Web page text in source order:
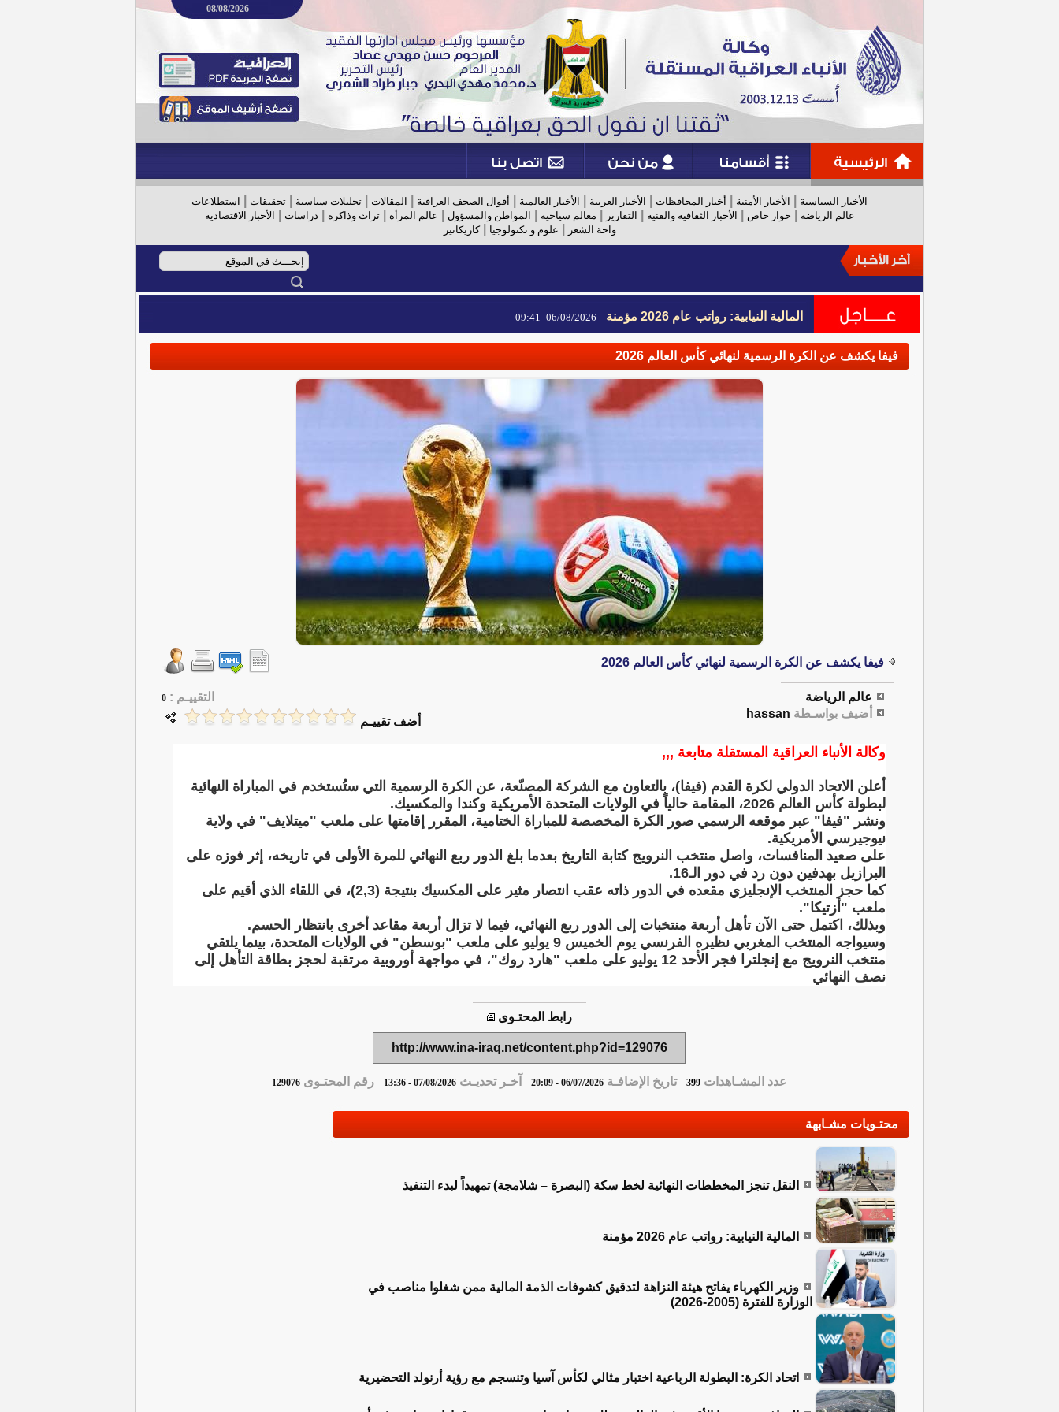
08/08/2026
الأخبار السياسية الأخبار الأمنية أخبار المحافظات الأخبار العربية الأخبار العالمية أقوال الصحف العراقية المقالات تحليلات سياسية تحقيقات
استطلاعات
عالم الرياضة
حوار خاص الأخبار الثقافية والفنية التقارير معالم سياحية المواطن والمسؤول عالم المرأة |تراث وذاكرة دراسات
الأخبار الاقتصادية
واحة الشعر
علوم و تكنولوجيا |كاريكاتير
المالية النيابية: رواتب عام 2026 مؤمنة 06/08/2026- 09:41
المالية النيابية: رواتب عام 2026 مؤمنة 06/08/2026- 09:41
فيفا يكشف عن الكرة الرسمية لنهائي كأس العالم 2026
فيفا يكشف عن الكرة الرسمية لنهائي كأس العالم 2026
عالم الرياضة التقييـم : 0
أضيف بواسـطة hassan
أضف تقييـم
وكالة الأنباء العراقية المستقلة متابعة ,,,
أعلن الاتحاد الدولي لكرة القدم (فيفا)، بالتعاون مع الشركة المصنّعة، عن الكرة الرسمية التي ستُستخدم في المباراة النهائية
لبطولة كأس العالم 2026، المقامة حالياً في الولايات المتحدة الأمريكية وكندا والمكسيك.
ونشر "فيفا" عبر موقعه الرسمي صور الكرة المخصصة للمباراة الختامية، المقرر إقامتها على ملعب "ميتلايف" في ولاية
نيوجيرسي الأمريكية.
على صعيد المنافسات، واصل منتخب النرويج كتابة التاريخ بعدما بلغ الدور ربع النهائي للمرة الأولى في تاريخه، إثر فوزه على
البرازيل بهدفين دون رد في دور الـ16.
كما حجز المنتخب الإنجليزي مقعده في الدور ذاته عقب انتصار مثير على المكسيك بنتيجة (2,3)، في اللقاء الذي أقيم على
ملعب "أزتيكا".
وبذلك، اكتمل حتى الآن تأهل أربعة منتخبات إلى الدور ربع النهائي، فيما لا تزال أربعة مقاعد أخرى بانتظار الحسم.
وسيواجه المنتخب المغربي نظيره الفرنسي يوم الخميس 9 يوليو على ملعب "بوسطن" في الولايات المتحدة، بينما يلتقي
منتخب النرويج مع إنجلترا فجر الأحد 12 يوليو على ملعب "هارد روك"، في مواجهة أوروبية مرتقبة لحجز بطاقة التأهل إلى
نصف النهائي
رابط المحتـوى
http://www.ina-iraq.net/content.php?id=129076
عدد المشـاهدات399 تاريخ الإضافـة06/07/2026 - 20:09 آخـر تحديـث07/08/2026 - 13:36 رقم المحتـوى129076
محتـويات مشـابهة
النقل تنجز المخططات النهائية لخط سكة (البصرة – شلامجة) تمهيداً لبدء التنفيذ
المالية النيابية: رواتب عام 2026 مؤمنة
وزير الكهرباء يفاتح هيئة النزاهة لتدقيق كشوفات الذمة المالية ممن شغلوا مناصب في
الوزارة للفترة (2005-2026)
اتحاد الكرة: البطولة الرباعية اختبار مثالي لكأس آسيا وتنسجم مع رؤية أرنولد التحضيرية